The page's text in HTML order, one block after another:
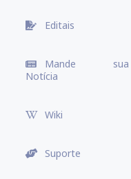
Editais
Mande sua
Notícia
Wiki
Suporte